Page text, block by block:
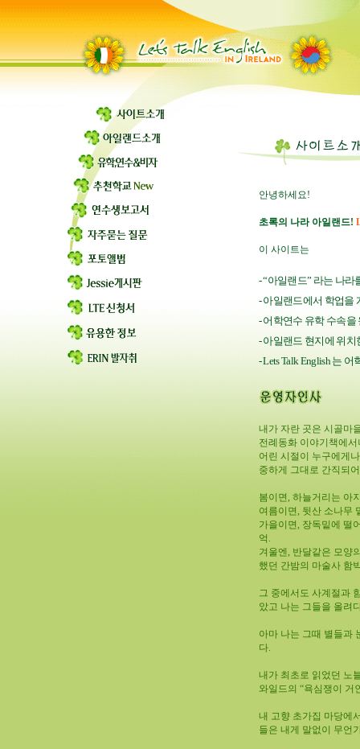
안녕하세요!
초록의 나라 아일랜드!
이 사이트는
- “아일랜드” 라는 나라
- 아일랜드에서 학업을
- 어학연수 유학 수속
- 아일랜드 현지에 위
- Lets Talk English 는
내가 자란 곳은 시골마
전례동화 이야기책에
어린 시절이 누구에게
중하게 그대로 간직되
봄이면, 하늘거리는 아
여름이면, 뒷산 소나무
가을이면, 장독밑에 떨
억.
겨울엔, 반달같은 모양
했던 간밤의 마술사 함
그 중에서도 사계절과
았고 나는 그들을 올려
아마 나는 그때 별들과
다.
내가 최초로 읽었던 노
와일드의 “욕심쟁이 거
내 고향 초가집 마당에
들은 내게 말없이 무언